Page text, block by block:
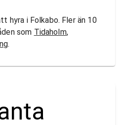
hyra i Folkabo. Fler än 10
som Tidaholm,
.